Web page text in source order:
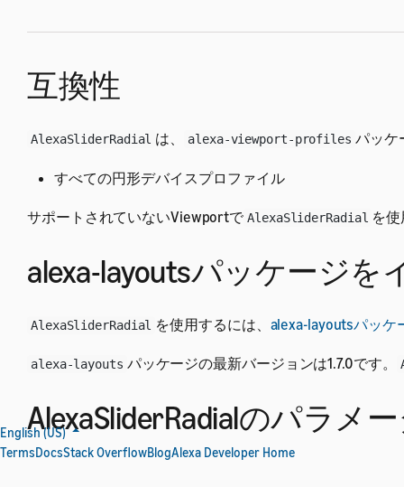
互換性
AlexaSliderRadial は、 alexa-viewport-profiles パッケ
すべての円形デバイスプロファイル
サポートされていないViewportで AlexaSliderRadial を
alexa-layoutsパッケージを
AlexaSliderRadial を使用するには、 alexa-layoutsパッケ
alexa-layouts パッケージの最新バージョンは1.7.0です。
AlexaSliderRadialのパラメ
English (US)
TermsDocsStack OverflowBlogAlexa Developer Home